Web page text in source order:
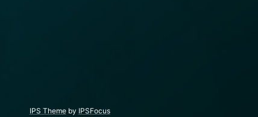
IPS Themeby IPSFocus